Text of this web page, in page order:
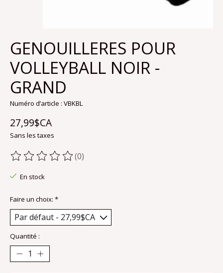
GENOUILLERES POUR
VOLLEYBALL NOIR -
GRAND
Numéro d’article : VBKBL
27,99$CA
Sans les taxes
Ce produit est évalué à
(0)
En stock
Faire un choix: *
Quantité :